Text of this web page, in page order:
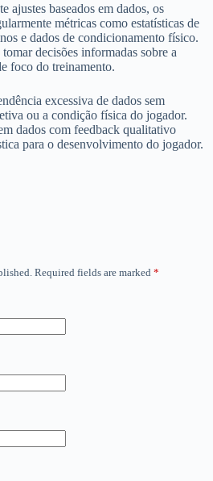
ajustes baseados em dados, os
métricas como estatísticas de
e dados de condicionamento físico.
decisões informadas sobre a
foco do treinamento.
excessiva de dados sem
ou a condição física do jogador.
dados com feedback qualitativo
para o desenvolvimento do jogador.
Required fields are marked *